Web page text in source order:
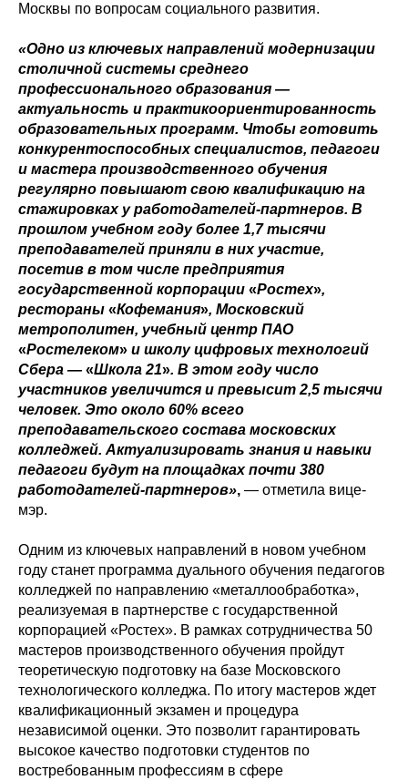
Москвы по вопросам социального развития.
«Одно из ключевых направлений модернизации
столичной системы среднего
профессионального образования —
актуальность и практикоориентированность
образовательных программ. Чтобы готовить
конкурентоспособных специалистов, педагоги
и мастера производственного обучения
регулярно повышают свою квалификацию на
стажировках у работодателей-партнеров. В
прошлом учебном году более 1,7 тысячи
преподавателей приняли в них участие,
посетив в том числе предприятия
государственной корпорации «‎Ростех»,
рестораны «‎Кофемания», Московский
метрополитен, учебный центр ПАО
«‎Ростелеком» и школу цифровых технологий
Сбера — «‎Школа 21». В этом году число
участников увеличится и превысит 2,5 тысячи
человек. Это около 60% всего
преподавательского состава московских
колледжей. Актуализировать знания и навыки
педагоги будут на площадках почти 380
работодателей-партнеров», — отметила вице-
мэр.
Одним из ключевых направлений в новом учебном
году станет программа дуального обучения педагогов
колледжей по направлению «металлообработка»,
реализуемая в партнерстве с государственной
корпорацией «Ростех». В рамках сотрудничества 50
мастеров производственного обучения пройдут
теоретическую подготовку на базе Московского
технологического колледжа. По итогу мастеров ждет
квалификационный экзамен и процедура
независимой оценки. Это позволит гарантировать
высокое качество подготовки студентов по
востребованным профессиям в сфере